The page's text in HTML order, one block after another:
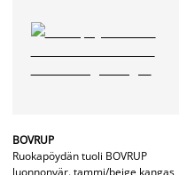
BOVRUP
Ruokapöydän tuoli BOVRUP